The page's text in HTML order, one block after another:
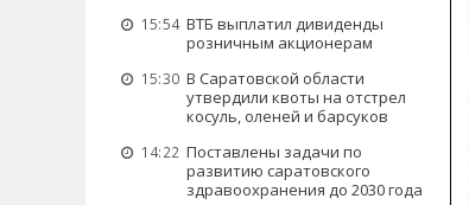
15:54 ВТБ выплатил дивиденды
розничным акционерам
15:30 В Саратовской области
утвердили квоты на отстрел
косуль, оленей и барсуков
14:22 Поставлены задачи по
развитию саратовского
здравоохранения до 2030 года